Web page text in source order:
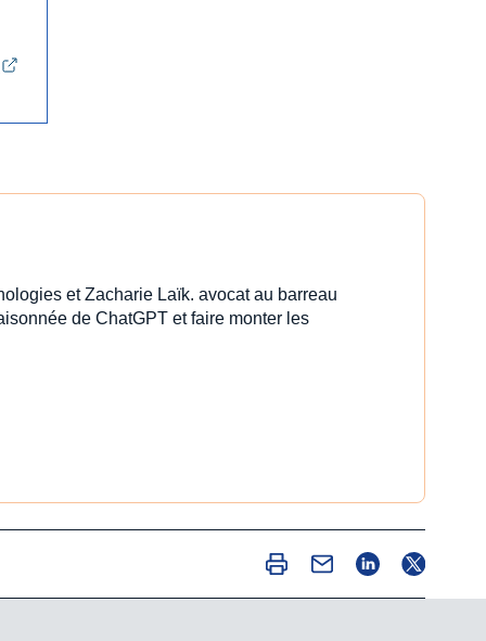
et Zacharie Laïk. avocat au barreau
de ChatGPT et faire monter les